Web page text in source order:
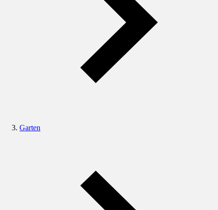
Garten